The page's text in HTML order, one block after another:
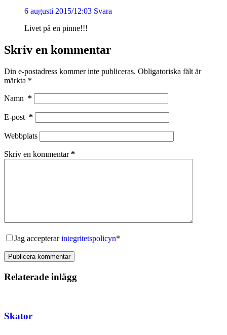
6 augusti 2015/12:03 Svara
Livet på en pinne!!!
Skriv en kommentar
Din e-postadress kommer inte publiceras. Obligatoriska fält är
märkta *
Namn *
E-post *
Webbplats
Skriv en kommentar*
Jag accepterarintegritetspolicyn*
Publicera kommentar
Relaterade inlägg
Skator